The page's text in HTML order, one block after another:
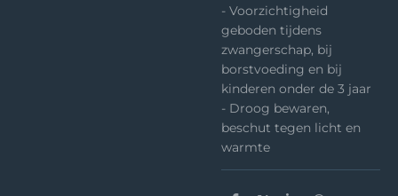
- Voorzichtigheid
geboden tijdens
zwangerschap, bij
borstvoeding en bij
kinderen onder de 3 jaar
- Droog bewaren,
beschut tegen licht en
warmte